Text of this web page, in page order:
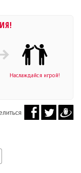
Наслаждайся игрой!